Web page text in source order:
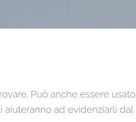
Può anche essere usato
ad evidenziarli dal